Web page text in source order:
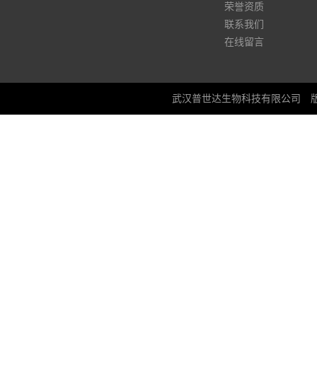
荣誉资质
联系我们
在线留言
武汉普世达生物科技有限公司